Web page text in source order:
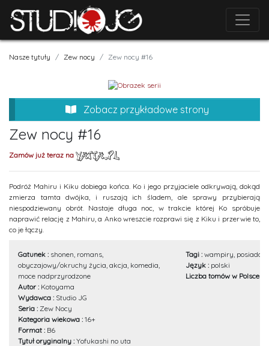
Nasze tytuły Zew nocy Zew nocy #16
Zobacz przykładowe strony
Zew nocy #16
Zamów już teraz na
Podróż Mahiru i Kiku dobiega końca. Ko i jego przyjaciele odkrywają, dokąd
zmierza tamta dwójka, i ruszają ich śladem, ale sprawy przybierają
niespodziewany obrót. Nastaje długa noc, w trakcie której Ko spróbuje
naprawić relację z Mahiru, a Anko wreszcie rozprawi się z Kiku i przerwie to,
co je łączy.
Gatunek : shonen, romans,
obyczajowy/okruchy życia, akcja, komedia,
moce nadprzyrodzone
Autor : Kotoyama
Wydawca : Studio JG
Seria : Zew Nocy
Kategoria wiekowa : 16+
Format : B6
Tytuł oryginalny : Yofukashi no uta
Tagi : wampiry, posiada
Język : polski
Liczba tomów w Polsce :